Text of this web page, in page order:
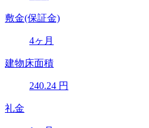
敷金(保証金)
4ヶ月
建物床面積
240.24 円
礼金